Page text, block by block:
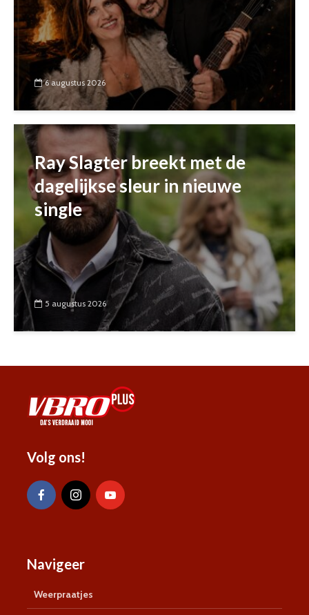
6 augustus 2026
Ray Slagter breekt met de
dagelijkse sleur in nieuwe
single
5 augustus 2026
Volg ons!
Navigeer
Weerpraatjes